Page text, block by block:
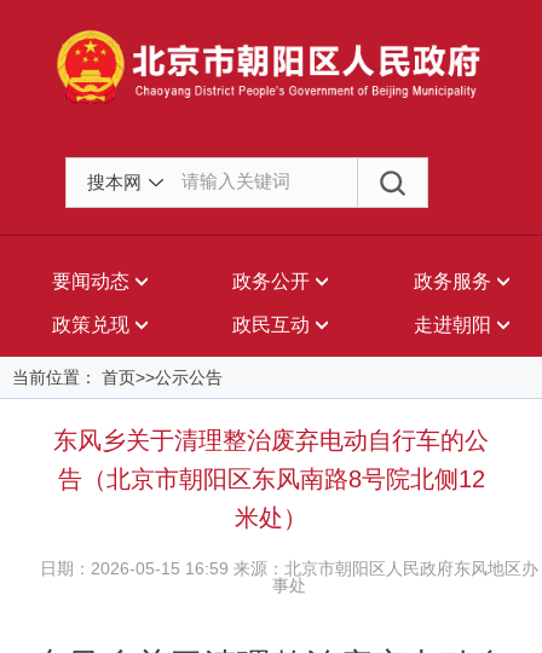
搜本网
要闻动态 政务公开 政务服务
政策兑现 政民互动 走进朝阳
当前位置： 首页>>公示公告
东风乡关于清理整治废弃电动自行车的公
告（北京市朝阳区东风南路8号院北侧12
米处）
日期：2026-05-15 16:59 来源：北京市朝阳区人民政府东风地区办
事处